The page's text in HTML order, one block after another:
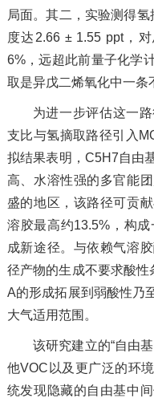
局面。其二，实验测得
度达2.66 ± 1.55 ppt，
6%，远超此前量子化学
取是异戊二烯氧化中一条
为进一步评估这一
支比与氢摘取路径引入
拟结果表明，C5H7自由
高、水溶性强的多官能
盛的地区，该路径可贡
溶胶最高约13.5%，构
成新途径。与依赖气溶
径产物的生成不要求酸
A的形成拓展到弱酸性乃
大气适用范围。
该研究建立的“自由
他VOC以及更广泛的环
统发现隐藏的自由基中